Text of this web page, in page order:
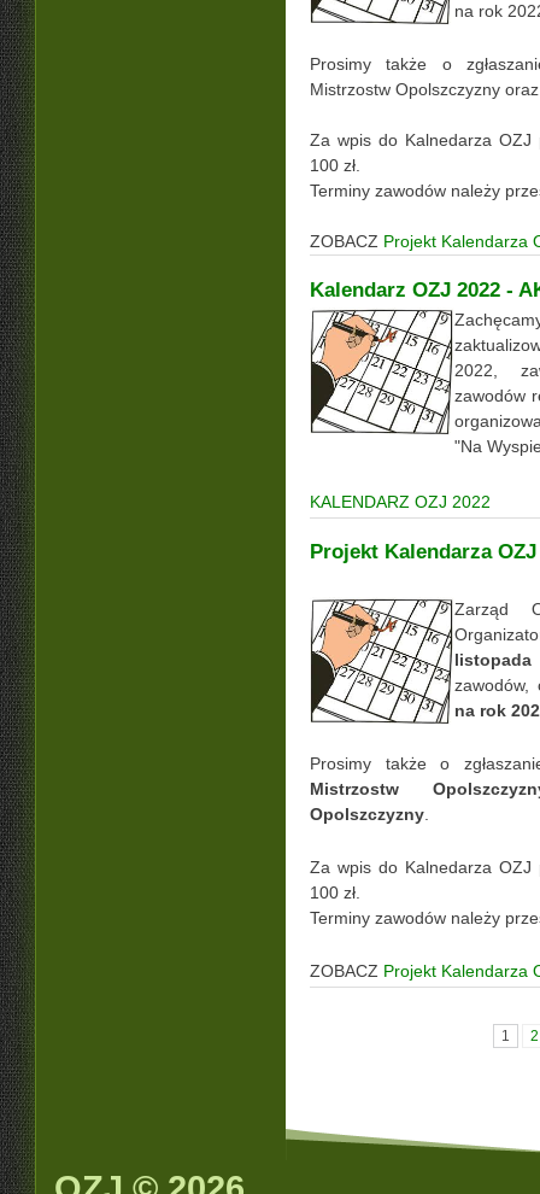
na rok
Prosimy także o
Mistrzostw Opolszczyzny
Za wpis do Kalnedarza OZJ
100 zł.
Terminy zawodów należy
ZOBACZ Projekt Kalendarza
Kalendarz OZJ 2022 -
2022,
zawodów
"Na
KALENDARZ OZJ 2022
Projekt Kalendarza OZJ
Zarząd
na rok
Prosimy także o
Mistrzostw
Opolszczyzny
Za wpis do Kalnedarza OZJ
100 zł.
Terminy zawodów należy
ZOBACZ Projekt Kalendarza
1 2